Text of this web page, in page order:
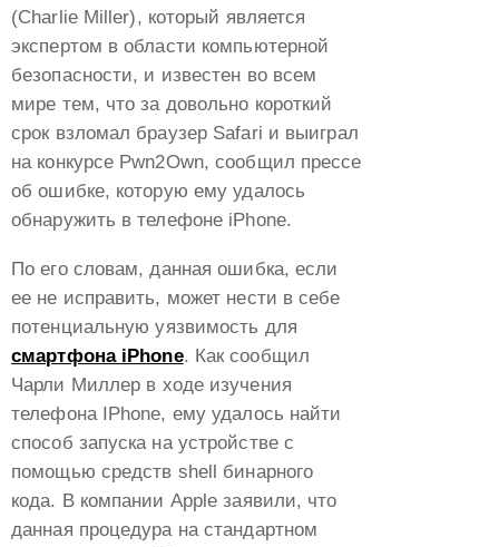
iPhone 12 Pro
iPhone 11 Pro
iPhone 11
iPhone SE 2022
iPhone SE 2020
iPhone Xs Max
iPhone Xs
iPhone Xr
iPhone X
iPhone 8
iPhone 7 Plus
iPhone 7
iPhone 6s plus
Техника
Мебель
Праздники
Животные
Прочее
Общее
Ремонт
Прокат
Digital
Спорт
Новости
Блог
iPhone 12
iPhone 11 Pro Max
iPhone 11 Pro
iPhone 11
iPhone SE 2020
iPhone Xs Max
iPhone X
iPhone 8
iPhone 8 Plus
iPhone 7 Plus
iPhone 6s plus
iPhone 6s
(Charlie Miller), который является
экспертом в области компьютерной
безопасности, и известен во всем
мире тем, что за довольно короткий
срок взломал браузер Safari и выиграл
на конкурсе Pwn2Own, сообщил прессе
об ошибке, которую ему удалось
обнаружить в телефоне iPhone.
По его словам, данная ошибка, если
ее не исправить, может нести в себе
потенциальную уязвимость для
смартфона iPhone. Как сообщил
Чарли Миллер в ходе изучения
телефона IPhone, ему удалось найти
способ запуска на устройстве с
помощью средств shell бинарного
кода. В компании Apple заявили, что
данная процедура на стандартном